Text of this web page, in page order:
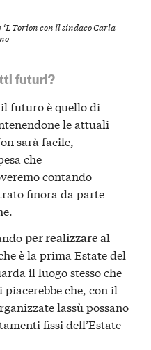
Torion con il sindaco Carla
futuri?
futuro è quello di
le attuali
sarà facile,
che
contando
finora da parte
per realizzare al
è la prima Estate del
il luogo stesso che
piacerebbe che, con il
lassù possano
fissi dell’Estate